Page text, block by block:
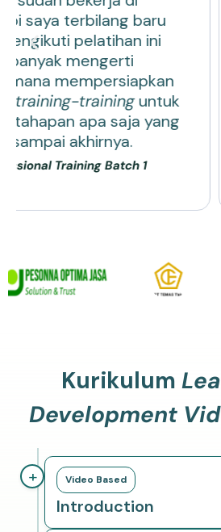
banyak bikin aku
caranya”overallmantep
fundamental kamu
terkait L&D, inireview
dan ga diendorse. sangat
untuk harga segitu mah.
Hilmi A.K
AlumniL&D Professional
Kurikulum
Development
+
Introduction
Video Based